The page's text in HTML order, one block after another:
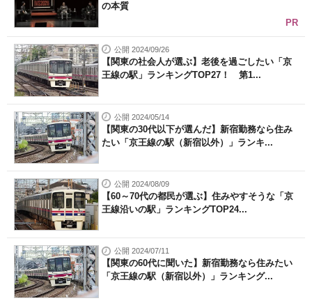
の本質
PR
公開 2024/09/26
【関東の社会人が選ぶ】老後を過ごしたい「京
王線の駅」ランキングTOP27！ 第1...
公開 2024/05/14
【関東の30代以下が選んだ】新宿勤務なら住み
たい「京王線の駅（新宿以外）」ランキ...
公開 2024/08/09
【60～70代の都民が選ぶ】住みやすそうな「京
王線沿いの駅」ランキングTOP24...
公開 2024/07/11
【関東の60代に聞いた】新宿勤務なら住みたい
「京王線の駅（新宿以外）」ランキング...